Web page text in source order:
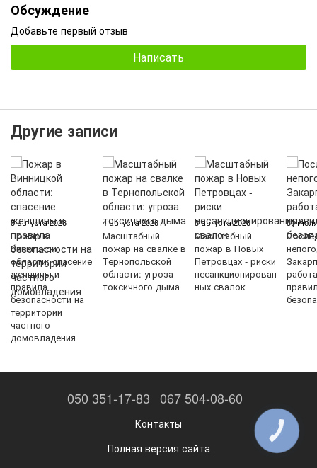
Обсуждение
Добавьте первый отзыв
Написать
Другие записи
5 августа 2026
Пожар в
Винницкой
области: спасение
женщины и
правила
безопасности на
территории
частного
домовладения
4 августа 2026
Масштабный
пожар на свалке в
Тернопольской
области: угроза
токсичного дыма
3 августа 2026
Масштабный
пожар в Новых
Петровцах - риски
несанкционирован
ных свалок
30
050 351-17-83 067 504-08-60
Контакты
Полная версия сайта
КНОПКА
ЗВ'ЯЗКУ